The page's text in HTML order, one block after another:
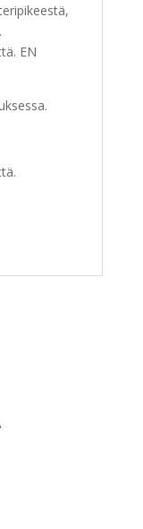
EN